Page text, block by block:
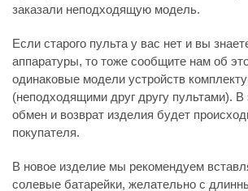
заказали неподходящую модель.
Если старого пульта у вас нет и вы
аппаратуры, то тоже сообщите нам об
одинаковые модели устройств
(неподходящими друг другу пультами). В
обмен и возврат изделия будет
покупателя.
В новое изделие мы рекомендуем
солевые батарейки, желательно с